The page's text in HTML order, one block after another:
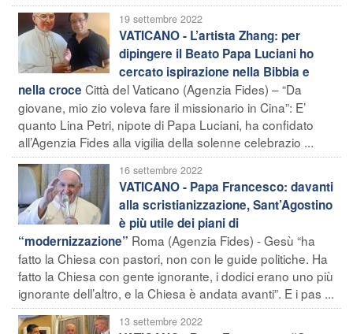
19 settembre 2022
VATICANO - L’artista Zhang: per
dipingere il Beato Papa Luciani ho
cercato ispirazione nella Bibbia e
nella croce Città del Vaticano (Agenzia Fides) – “Da
giovane, mio zio voleva fare il missionario in Cina”: E’
quanto Lina Petri, nipote di Papa Luciani, ha confidato
all’Agenzia Fides alla vigilia della solenne celebrazio ...
16 settembre 2022
VATICANO - Papa Francesco: davanti
alla scristianizzazione, Sant’Agostino
è più utile dei piani di
“modernizzazione” Roma (Agenzia Fides) - Gesù “ha
fatto la Chiesa con pastori, non con le guide politiche. Ha
fatto la Chiesa con gente ignorante, i dodici erano uno più
ignorante dell’altro, e la Chiesa è andata avanti”. E i pas ...
13 settembre 2022